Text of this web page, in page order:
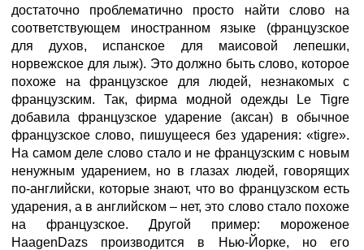
достаточно проблематично просто найти слово на
соответствующем иностранном языке (французское
для духов, испанское для маисовой лепешки,
норвежское для лыж). Это должно быть слово, которое
похоже на французское для людей, незнакомых с
французским. Так, фирма модной одежды Le Tigre
добавила французское ударение (аксан) в обычное
французское слово, пишущееся без ударения: «tigre».
На самом деле слово стало и не французским с новым
ненужным ударением, но в глазах людей, говорящих
по-английски, которые знают, что во французском есть
ударения, а в английском – нет, это слово стало похоже
на французское. Другой пример: мороженое
HaagenDazs производится в Нью-Йорке, но его